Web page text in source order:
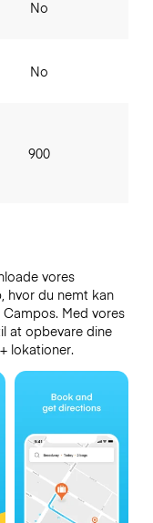
No
No
900
vores
hvor du nemt kan
Med vores
at opbevare dine
lokationer.